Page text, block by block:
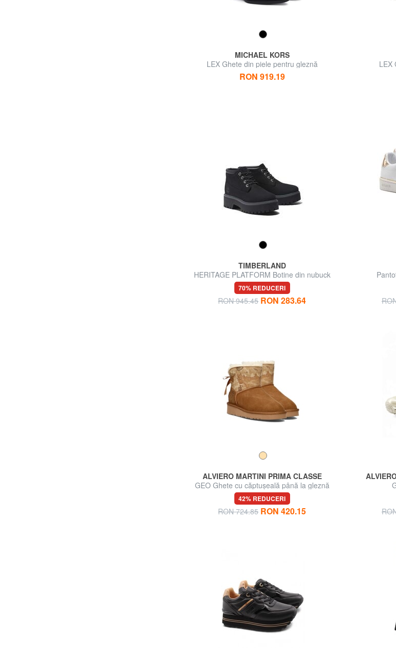
MICHAEL KORS
LEX Ghete din piele pentru gleznă
RON 919.19
LEX
TIMBERLAND
HERITAGE PLATFORM Botine din nubuck
70% REDUCERI
RON 945.45 RON 283.64
ALVIERO MARTINI PRIMA CLASSE
GEO Ghete cu căptușeală până la gleznă
42% REDUCERI
RON 724.85 RON 420.15